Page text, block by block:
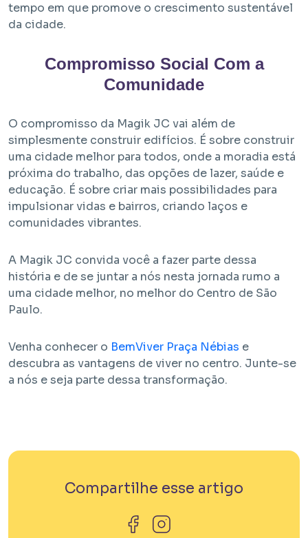
tempo em que promove o crescimento sustentável
da cidade.
Compromisso Social Com a
Comunidade
O compromisso da Magik JC vai além de
simplesmente construir edifícios. É sobre construir
uma cidade melhor para todos, onde a moradia está
próxima do trabalho, das opções de lazer, saúde e
educação. É sobre criar mais possibilidades para
impulsionar vidas e bairros, criando laços e
comunidades vibrantes.
A Magik JC convida você a fazer parte dessa
história e de se juntar a nós nesta jornada rumo a
uma cidade melhor, no melhor do Centro de São
Paulo.
Venha conhecer o BemViver Praça Nébias e
descubra as vantagens de viver no centro. Junte-se
a nós e seja parte dessa transformação.
Compartilhe esse artigo
Bem Viver Angélica
Projeto HMP e R2V